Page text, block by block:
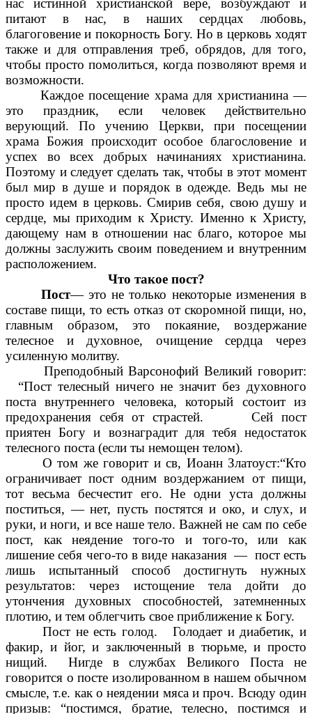
нас истинной христианской вере, возбуждают и
питают в нас, в наших сердцах любовь,
благоговение и покорность Богу. Но в церковь ходят
также и для отправления треб, обрядов, для того,
чтобы просто помолиться, когда позволяют время и
возможности.
Каждое посещение храма для христианина —
это праздник, если человек действительно
верующий. По учению Церкви, при посещении
храма Божия происходит особое благословение и
успех во всех добрых начинаниях христианина.
Поэтому и следует сделать так, чтобы в этот момент
был мир в душе и порядок в одежде. Ведь мы не
просто идем в церковь. Смирив себя, свою душу и
сердце, мы приходим к Христу. Именно к Христу,
дающему нам в отношении нас благо, которое мы
должны заслужить своим поведением и внутренним
расположением.
Что такое пост?
Пост— это не только некоторые изменения в
составе пищи, то есть отказ от скоромной пищи, но,
главным образом, это покаяние, воздержание
телесное и духовное, очищение сердца через
усиленную молитву.
Преподобный Варсонофий Великий говорит:
“Пост телесный ничего не значит без духовного
поста внутреннего человека, который состоит из
предохранения себя от страстей. Сей пост
приятен Богу и вознаградит для тебя недостаток
телесного поста (если ты немощен телом).
О том же говорит и св, Иоанн Златоуст:“Кто
ограничивает пост одним воздержанием от пищи,
тот весьма бесчестит его. Не одни уста должны
поститься, — нет, пусть постятся и око, и слух, и
руки, и ноги, и все наше тело. Важней не сам по себе
пост, как неядение того-то и того-то, или как
лишение себя чего-то в виде наказания — пост есть
лишь испытанный способ достигнуть нужных
результатов: через истощение тела дойти до
утончения духовных способностей, затемненных
плотию, и тем облегчить свое приближение к Богу.
Пост не есть голод. Голодает и диабетик, и
факир, и йог, и заключенный в тюрьме, и просто
нищий. Нигде в службах Великого Поста не
говорится о посте изолированном в нашем обычном
смысле, т.е. как о неядении мяса и проч. Всюду один
призыв: “постимся, братие, телесно, постимся и